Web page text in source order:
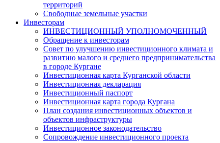
территорий
Свободные земельные участки
Инвесторам
ИНВЕСТИЦИОННЫЙ УПОЛНОМОЧЕННЫЙ
Обращение к инвесторам
Совет по улучшению инвестиционного климата и
развитию малого и среднего предпринимательства
в городе Кургане
Инвестиционная карта Курганской области
Инвестиционная декларация
Инвестиционный паспорт
Инвестиционная карта города Кургана
План создания инвестиционных объектов и
объектов инфраструктуры
Инвестиционное законодательство
Сопровождение инвестиционного проекта